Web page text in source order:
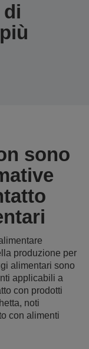
sono
produzione per
alimentari sono
applicabili a
con prodotti
noti
con alimenti